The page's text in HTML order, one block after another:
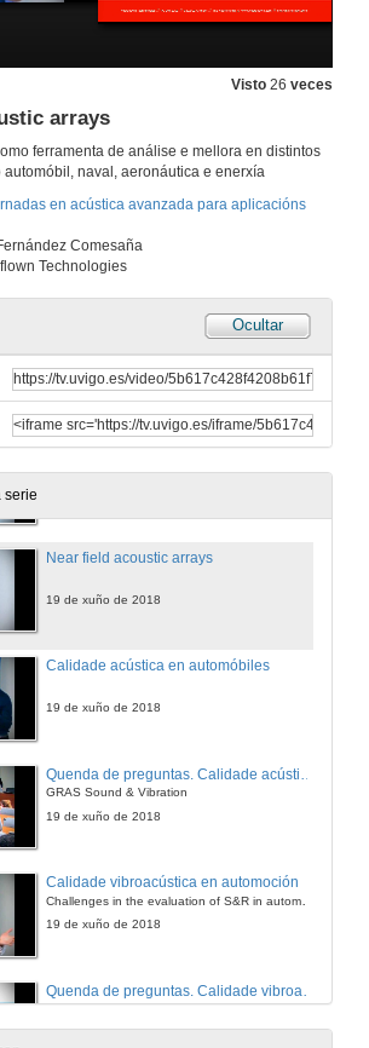
Visto 26 veces
arrays
ferramenta de análise e mellora en distintos
naval, aeronáutica e enerxía
en acústica avanzada para aplicacións
Comesaña
Technologies
Ocultar
serie
Introdución as I Xornadas en acústica avanzada para aplicacións industriais
Beamforming
Unha técnica para localizar fontes de ruido
19 de xuño de 2018
19 de xuño de 2018
Turno de preguntas. Xeolocalización de fontes
Acoustic Vector Sensors
19 de xuño de 2018
Near Field Acoustic holography
Near field acoustic arrays
19 de xuño de 2018
Calidade acústica en automóbiles
19 de xuño de 2018
GRAS Sound & Vibration
19 de xuño de 2018
Calidade vibroacústica en automoción
19 de xuño de 2018
Challenges in the evaluation of S&R in automotive componentes
19 de xuño de 2018